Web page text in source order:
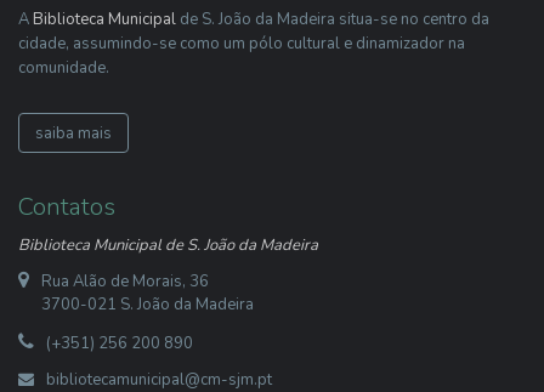
A Biblioteca Municipal de S. João da Madeira situa-se no centro da
cidade, assumindo-se como um pólo cultural e dinamizador na
comunidade.
saiba mais
Contatos
Biblioteca Municipal de S. João da Madeira
Rua Alão de Morais, 36
3700-021 S. João da Madeira
(+351) 256 200 890
bibliotecamunicipal@cm-sjm.pt